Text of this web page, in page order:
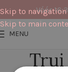
Skip to navigation
Skip to main
Vóór
MENU
Trui